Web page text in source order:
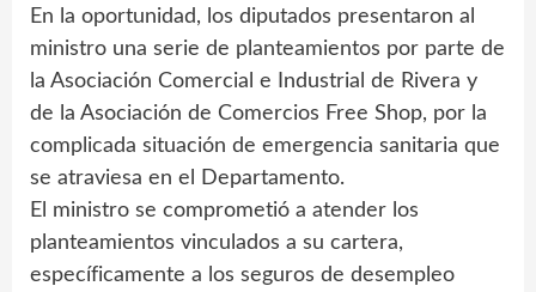
En la oportunidad, los diputados presentaron al
ministro una serie de planteamientos por parte de
la Asociación Comercial e Industrial de Rivera y
de la Asociación de Comercios Free Shop, por la
complicada situación de emergencia sanitaria que
se atraviesa en el Departamento.
El ministro se comprometió a atender los
planteamientos vinculados a su cartera,
específicamente a los seguros de desempleo